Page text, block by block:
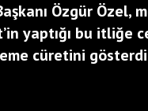
Özgür Özel,
yaptığı bu itliğe
cüretini